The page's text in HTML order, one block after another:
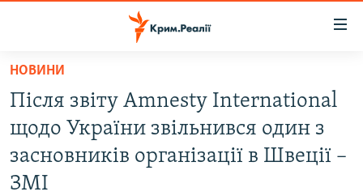
Перейти
основного
матеріалу
до
основної
ВІДЕО ТА ФОТО
ПОЛІТИКА
НОВИНИ
Після звіту Amnesty International
щодо України звільнився один з
засновників організації в Швеції –
ЗМІ